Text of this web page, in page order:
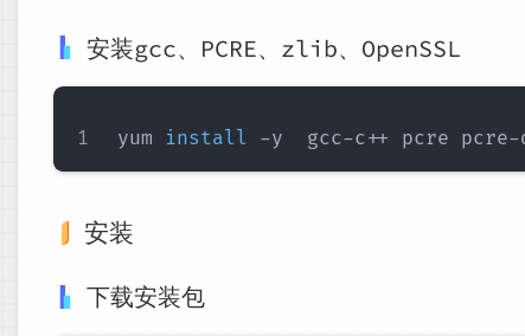
安装gcc、PCRE、zlib、OpenSSL
yum install
安装
下载安装包